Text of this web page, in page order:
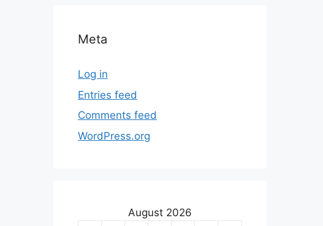
Meta
Log in
Entries feed
Comments feed
WordPress.org
August 2026